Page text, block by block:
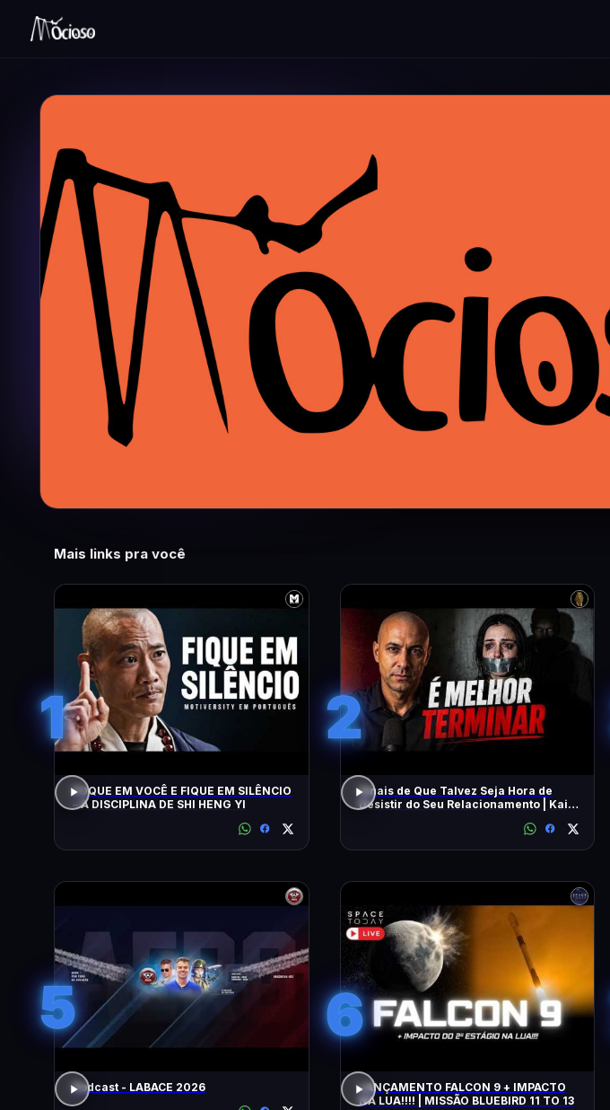
Mais links pra você
1
FOQUE EM VOCÊ E FIQUE EM SILÊNCIO
– A DISCIPLINA DE SHI HENG YI
2
Sinais de Que Talvez Seja Hora de
Desistir do Seu Relacionamento | Kaio
5
Podcast - LABACE 2026
6
LANÇAMENTO FALCON 9 + IMPACTO
NA LUA!!!! | MISSÃO BLUEBIRD 11 TO 13